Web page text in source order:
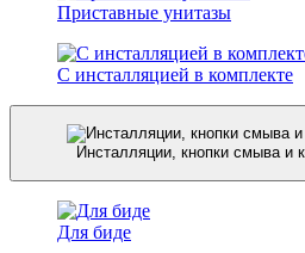
Приставные унитазы
С инсталляцией в комплекте
Инсталляции, кнопки смыва и
Для биде